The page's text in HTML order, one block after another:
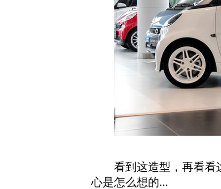
看到这造型，再看看
心是怎么想的...